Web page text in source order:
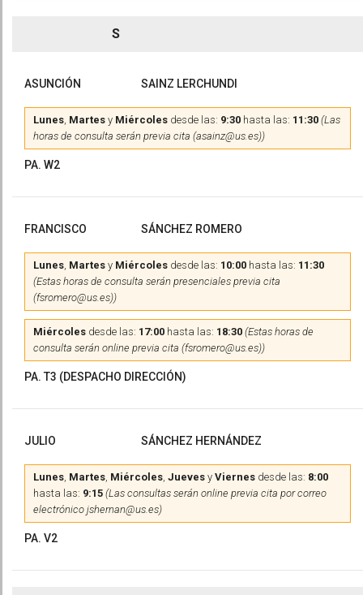
S
ASUNCIÓN SAINZ LERCHUNDI
Lunes, Martes y Miércoles desde las: 9:30 hasta las: 11:30 (Las
horas de consulta serán previa cita (asainz@us.es))
PA. W2
FRANCISCO SÁNCHEZ ROMERO
Lunes, Martes y Miércoles desde las: 10:00 hasta las: 11:30
(Estas horas de consulta serán presenciales previa cita
(fsromero@us.es))
Miércoles desde las: 17:00 hasta las: 18:30 (Estas horas de
consulta serán online previa cita (fsromero@us.es))
PA. T3 (DESPACHO DIRECCIÓN)
JULIO SÁNCHEZ HERNÁNDEZ
Lunes, Martes, Miércoles, Jueves y Viernes desde las: 8:00
hasta las: 9:15 (Las consultas serán online previa cita por correo
electrónico jshernan@us.es)
PA. V2